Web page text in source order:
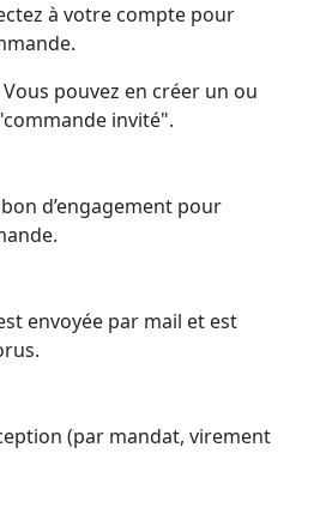
à votre compte pour
pouvez en créer un ou
invité".
d’engagement pour
envoyée par mail et est
(par mandat, virement